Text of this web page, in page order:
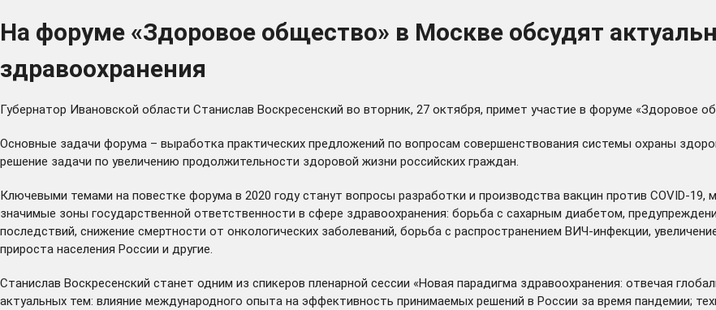
На форуме «Здоровое общество» в Москве обсудят
здравоохранения
Губернатор Ивановской области Станислав Воскресенский во вторник, 27 октября, примет участие в форуме «Здоровое
Основные задачи форума – выработка практических предложений по вопросам совершенствования системы охраны
решение задачи по увеличению продолжительности здоровой жизни российских граждан.
Ключевыми темами на повестке форума в 2020 году станут вопросы разработки и производства вакцин против COVID-
значимые зоны государственной ответственности в сфере здравоохранения: борьба с сахарным диабетом,
последствий, снижение смертности от онкологических заболеваний, борьба с распространением ВИЧ-инфекции,
прироста населения России и другие.
Станислав Воскресенский станет одним из спикеров пленарной сессии «Новая парадигма здравоохранения: отвечая
актуальных тем: влияние международного опыта на эффективность принимаемых решений в России за время пандемии;